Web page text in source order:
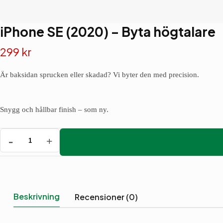
iPhone SE (2020) – Byta högtalare
299 kr
Är baksidan sprucken eller skadad? Vi byter den med precision.
Snygg och hållbar finish – som ny.
iPhone
SE
mängd
Beskrivning Recensioner (0)